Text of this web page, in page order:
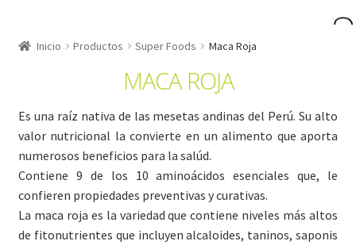
Herramientas de Salud
Blog
Contacto
Inicio Productos Super Foods Maca Roja
MACA ROJA
Es una raíz nativa de las mesetas andinas del Perú. Su alto
valor nutricional la convierte en un alimento que aporta
numerosos beneficios para la salúd.
Contiene 9 de los 10 aminoácidos esenciales que, le
confieren propiedades preventivas y curativas.
La maca roja es la variedad que contiene niveles más altos
de fitonutrientes que incluyen alcaloides, taninos, saponis